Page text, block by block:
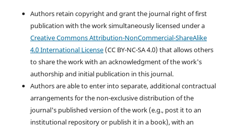
Authors retain copyright and grant the journal right of first
publication with the work simultaneously licensed under a
Creative Commons Attribution-NonCommercial-ShareAlike
4.0 International License(CC BY-NC-SA 4.0) that allows others
to share the work with an acknowledgment of the work's
authorship and initial publication in this journal.
Authors are able to enter into separate, additional contractual
arrangements for the non-exclusive distribution of the
journal's published version of the work (e.g., post it to an
institutional repository or publish it in a book), with an